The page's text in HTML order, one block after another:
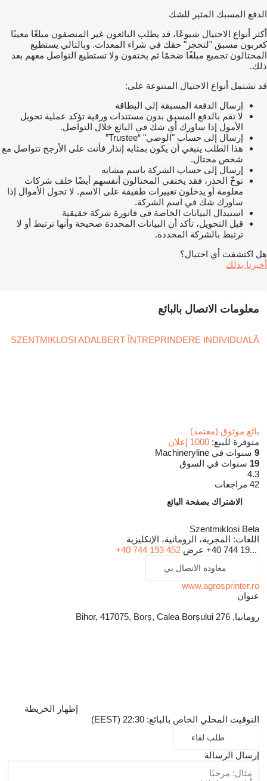
الدفع المسبك المثير للشك
أكثر أنواع الاحتيال شيوعًا، قد يطلب البائعون غير المنصفون مبلغًا معينًا
كعربون مسبق "لتحجز" حقك في شراء المعدات. وبالتالي يستطيع
المحتالون تجميع مبلغًا ضخمًا ثم يختفون ولا تستطيع التواصل معهم بعد
ذلك.
قد تشتمل أنواع الاحتيال المتنوعة على:
إرسال الدفعة المسبقة إلى البطاقة
لا تقم بالدفع المسبق بدون مستندات ورقية تؤكد عملية تحويل
الأمول إذا ساورك أي شك في البائع خلال التواصل.
إرسال إلى حساب "الوصي" “Trustee”
هذا الطلب ينبغي أن يكون بمثابه إنذار فأنت على الأرجح تتواصل مع
شخص محتال.
إرسال إلى حساب الشركة باسم مشابه
توخّ الحذر، فقد يختفي المحتالون أنفسهم أيضًا خلف شركات
معلومة أو يدخلون تغييرات طفيفة على الاسم. لا تحول الأموال إذا
ساورك شك في اسم الشركة.
استبدال البيانات الخاصة في فاتورة شركة حقيقية
قبل التحويل، تأكد أن البيانات المحددة صحيحة وأنها ترتبط أو لا
ترتبط بالشركة المحددة.
هل اكتشفت أي احتيال؟
أخبرنا بذلك
معلومات الاتصال بالبائع
SZENTMIKLOSI ADALBERT ÎNTREPRINDERE INDIVIDUALĂ
بائع موثوق (معتمد)
متوفرة للبيع: 1000 إعلان
9 سنوات في Machineryline
19 سنوات في السوق
4.3
42 مراجعات
الاشتراك بصفحة البائع
Szentmiklosi Bela
اللغات: المجرية، الرومانية، الإنكليزية
+40 744 19... عرض +40 744 193 452
معاودة الاتصال بي
www.agrosprinter.ro
عنوان
رومانيا, Bihor, 417075, Borș, Calea Borșului 276
إظهار الخريطة
التوقيت المحلي الخاص بالبائع: 22:30 (EEST)
طلب لقاء
إرسال الرسالة